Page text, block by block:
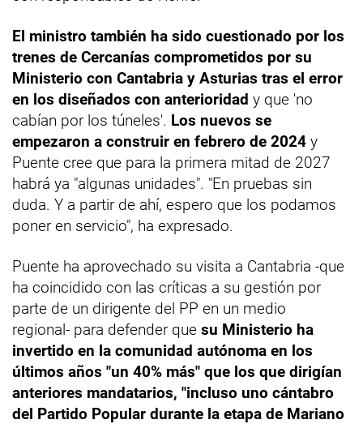
El ministro también ha sido cuestionado por los
trenes de Cercanías comprometidos por su
Ministerio con Cantabria y Asturias tras el error
en los diseñados con anterioridad y que 'no
cabían por los túneles'. Los nuevos se
empezaron a construir en febrero de 2024 y
Puente cree que para la primera mitad de 2027
habrá ya "algunas unidades". "En pruebas sin
duda. Y a partir de ahí, espero que los podamos
poner en servicio", ha expresado.
Puente ha aprovechado su visita a Cantabria -que
ha coincidido con las críticas a su gestión por
parte de un dirigente del PP en un medio
regional- para defender que su Ministerio ha
invertido en la comunidad autónoma en los
últimos años "un 40% más" que los que dirigían
anteriores mandatarios, "incluso uno cántabro
del Partido Popular durante la etapa de Mariano